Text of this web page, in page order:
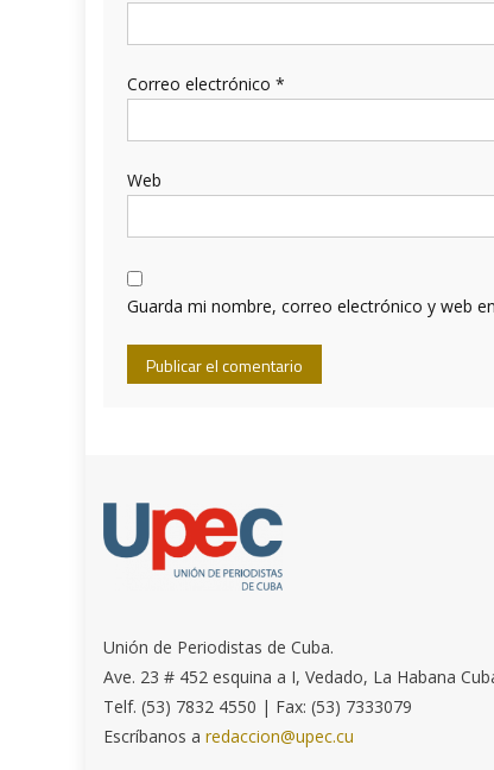
Correo electrónico *
Web
Guarda mi nombre, correo electrónico y web
Unión de Periodistas de Cuba.
Ave. 23 # 452 esquina a I, Vedado, La Habana
Telf. (53) 7832 4550 | Fax: (53) 7333079
Escríbanos aredaccion@upec.cu